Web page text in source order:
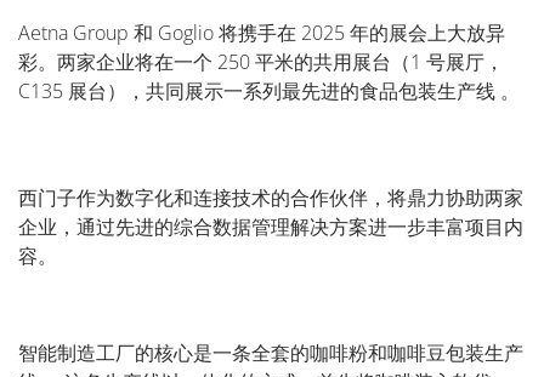
Aetna Group 和 Goglio 将携手在 2025 年的展会上大放异
彩。两家企业将在一个 250 平米的共用展台（1 号展厅，
C135 展台），共同展示一系列最先进的食品包装生产线 。
西门子作为数字化和连接技术的合作伙伴，将鼎力协助两家
企业，通过先进的综合数据管理解决方案进一步丰富项目内
容。
智能制造工厂的核心是一条全套的咖啡粉和咖啡豆包装生产